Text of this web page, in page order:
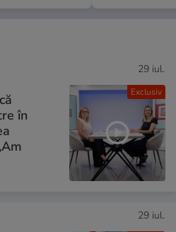
Exclusiv
29 iul.
în
29 iul.